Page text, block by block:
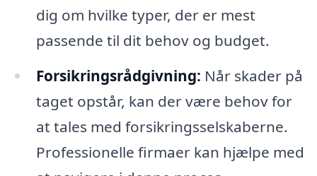
dig om hvilke typer, der er mest
passende til dit behov og budget.
Forsikringsrådgivning: Når skader på
taget opstår, kan der være behov for
at tales med forsikringsselskaberne.
Professionelle firmaer kan hjælpe med